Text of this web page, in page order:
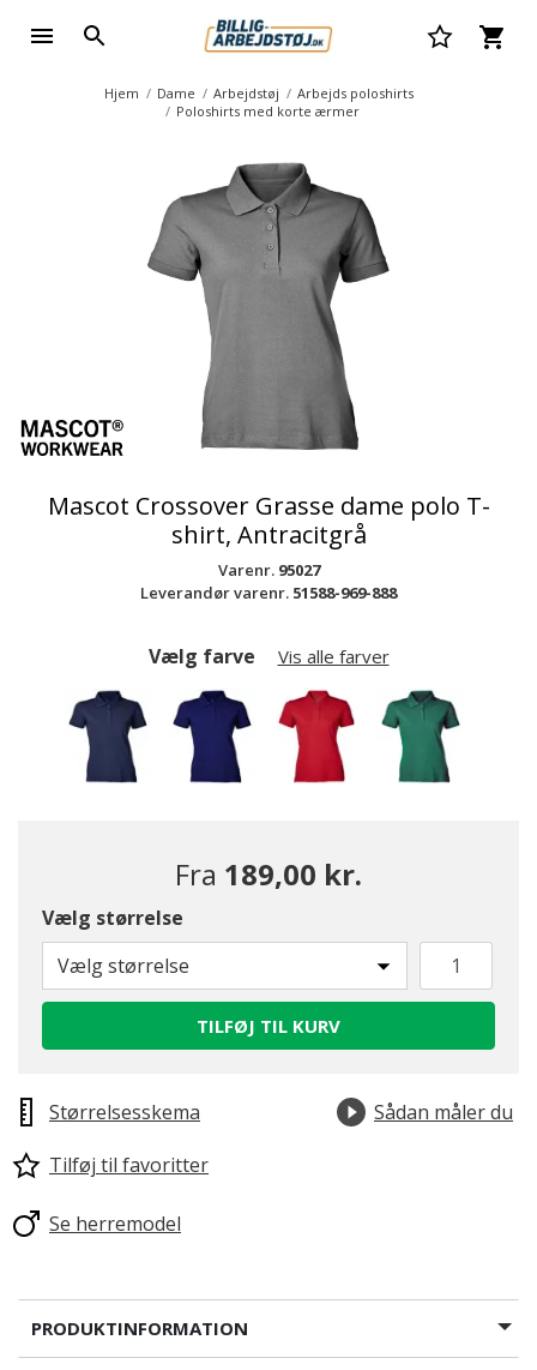
Hjem Dame Arbejdstøj
Arbejds poloshirts
Poloshirts med korte ærmer
Mascot Crossover Grasse dame polo T-
shirt, Antracitgrå
Varenr. 95027
Leverandør varenr. 51588-969-888
Vælg farve Vis alle farver
Fra 189,00 kr.
Vælg størrelse
Vælg størrelse
TILFØJ TIL KURV
Størrelsesskema
Sådan måler du
Tilføj til favoritter
Se herremodel
PRODUKTINFORMATION